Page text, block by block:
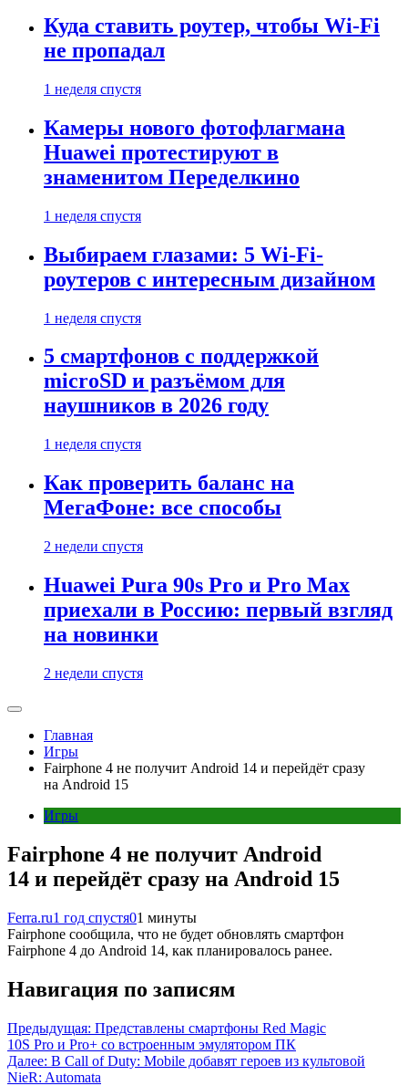
Куда ставить роутер, чтобы Wi-Fi
не пропадал
1 неделя спустя
Камеры нового фотофлагмана
Huawei протестируют в
знаменитом Переделкино
1 неделя спустя
Выбираем глазами: 5 Wi-Fi-
роутеров с интересным дизайном
1 неделя спустя
5 смартфонов с поддержкой
microSD и разъёмом для
наушников в 2026 году
1 неделя спустя
Как проверить баланс на
МегаФоне: все способы
2 недели спустя
Huawei Pura 90s Pro и Pro Max
приехали в Россию: первый взгляд
на новинки
2 недели спустя
Главная
Игры
Fairphone 4 не получит Android 14 и перейдёт сразу
на Android 15
Игры
Fairphone 4 не получит Android
14 и перейдёт сразу на Android 15
Ferra.ru1 год спустя01 минуты
Fairphone сообщила, что не будет обновлять смартфон
Fairphone 4 до Android 14, как планировалось ранее.
Навигация по записям
Предыдущая: Представлены смартфоны Red Magic
10S Pro и Pro+ со встроенным эмулятором ПК
Далее: В Call of Duty: Mobile добавят героев из культовой
NieR: Automata